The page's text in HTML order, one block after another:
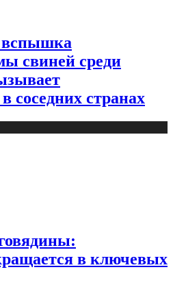
вспышка
свиней среди
соседних странах
в ключевых